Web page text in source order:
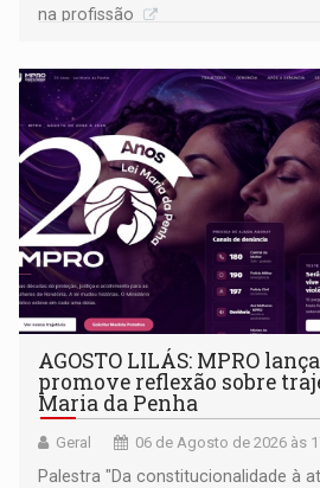
na profissão
AGOSTO LILÁS: MPRO
promove reflexão sobre
Maria da Penha
Geral 06 de Agosto de 2026 às
Palestra "Da constitucionalidade à